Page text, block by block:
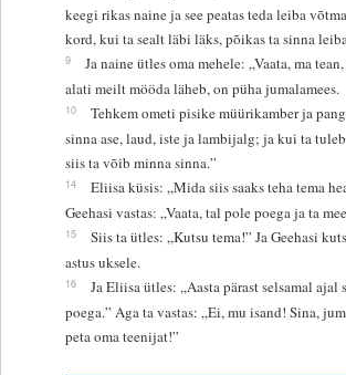
keegi rikas naine ja see peatas teda leiba
kord, kui ta sealt läbi läks, põikas ta sinna
9
Ja naine ütles oma mehele: „Vaata, ma tean,
alati meilt mööda läheb, on püha jumalamees.
10
Tehkem ometi pisike müürikamber ja
sinna ase, laud, iste ja lambijalg; ja kui ta
siis ta võib minna sinna.”
14
Eliisa küsis: „Mida siis saaks teha tema
Geehasi vastas: „Vaata, tal pole poega ja ta
15
Siis ta ütles: „Kutsu tema!” Ja Geehasi
astus uksele.
16
Ja Eliisa ütles: „Aasta pärast selsamal ajal
poega.” Aga ta vastas: „Ei, mu isand! Sina,
peta oma teenijat!”